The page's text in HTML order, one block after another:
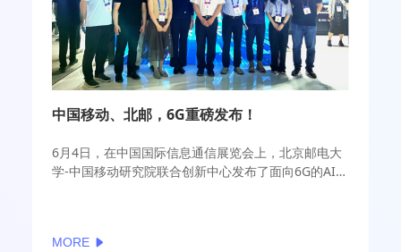
中国移动、北邮，6G重磅发布！
6月4日，在中国国际信息通信展览会上，北京邮电大
学-中国移动研究院联合创新中心发布了面向6G的AI空
MORE